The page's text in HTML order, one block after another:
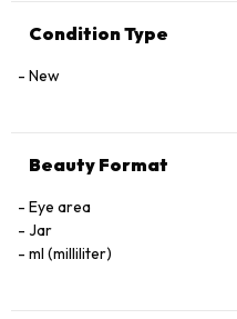
Condition Type
New
Beauty Format
Eye area
Jar
ml (milliliter)